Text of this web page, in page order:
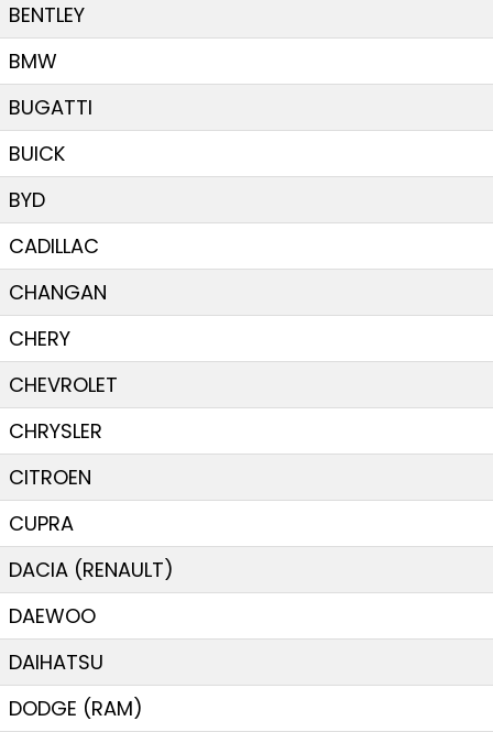
BENTLEY
BMW
BUGATTI
BUICK
BYD
CADILLAC
CHANGAN
CHERY
CHEVROLET
CHRYSLER
CITROEN
CUPRA
DACIA (RENAULT)
DAEWOO
DAIHATSU
DODGE (RAM)